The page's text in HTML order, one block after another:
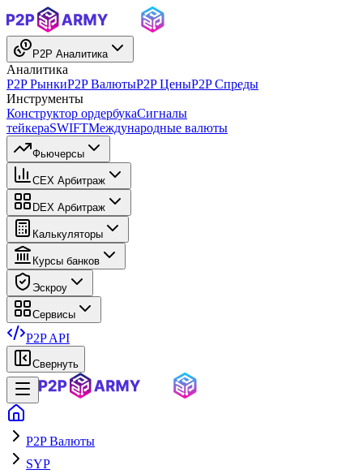
P2P Аналитика
Аналитика
P2P РынкиP2P ВалютыP2P ЦеныP2P Спреды
Инструменты
Конструктор ордербукаСигналы
тейкераSWIFTМеждународные валюты
Фьючерсы
CEX Арбитраж
DEX Арбитраж
Калькуляторы
Курсы банков
Эскроу
Сервисы
P2P API
Свернуть
P2P Валюты
SYP